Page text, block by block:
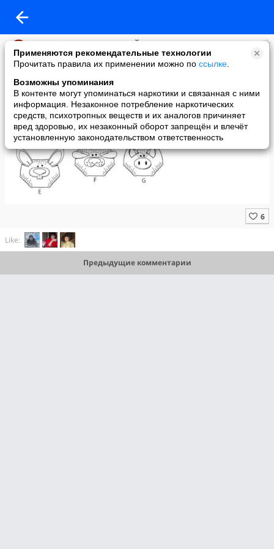
Применяются рекомендательные технологии
Прочитать правила их применении можно по ссылке
Возможны упоминания
В контенте могут упоминаться наркотики и связанная с ними
информация. Незаконное потребление наркотических
средств, психотропных веществ и их аналогов причиняет
вред здоровью, их незаконный оборот запрещён и влечёт
установленную законодательством ответственность
Клуб "РАДУГА РУКОДЕЛИЙ"
added a photo
01 May в 11:52
Like:
Предыдущие комментарии